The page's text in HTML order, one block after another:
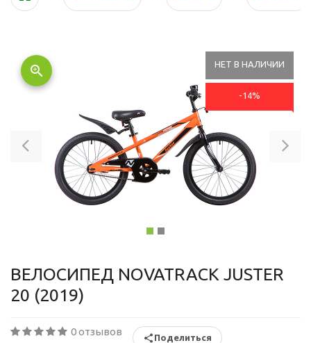
НЕТ В НАЛИЧИИ
-14%
Previous
zoom_in
ВЕЛОСИПЕД NOVATRACK JUSTER
20 (2019)
0 отзывов Поделиться